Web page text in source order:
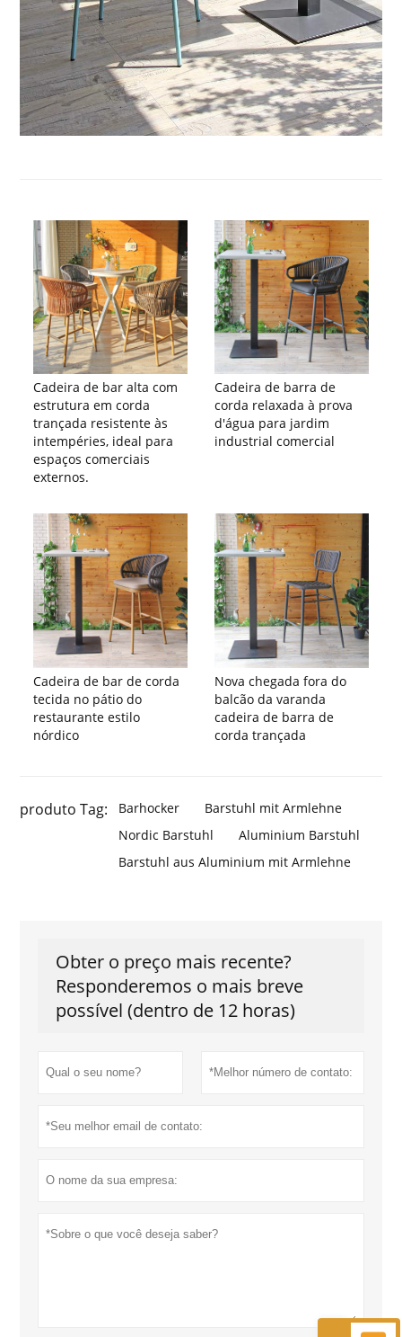
Cadeira de bar alta com
estrutura em corda
trançada resistente às
intempéries, ideal para
espaços comerciais
externos.
Cadeira de barra de
corda relaxada à prova
d'água para jardim
industrial comercial
Cadeira de bar de corda
tecida no pátio do
restaurante estilo
nórdico
Nova chegada fora do
balcão da varanda
cadeira de barra de
corda trançada
produto Tag: Barhocker
Barstuhl mit Armlehne
Nordic Barstuhl
Aluminium Barstuhl
Barstuhl aus Aluminium mit Armlehne
Obter o preço mais recente?
Responderemos o mais breve
possível (dentro de 12 horas)